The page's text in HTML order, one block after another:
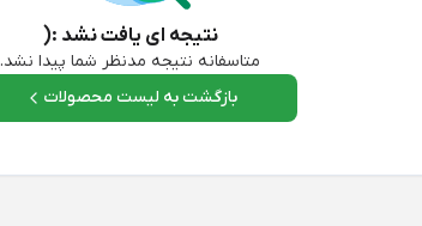
نتیجه ای یافت نشد :(
متاسفانه نتیجه مدنظر شما پیدا نشد.
بازگشت به لیست محصولات